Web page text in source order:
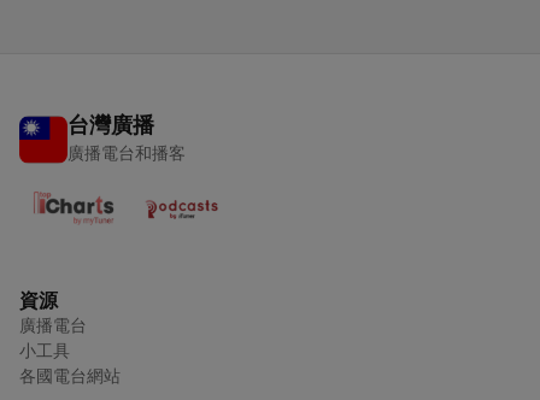
台灣廣播
廣播電台和播客
資源
廣播電台
小工具
各國電台網站